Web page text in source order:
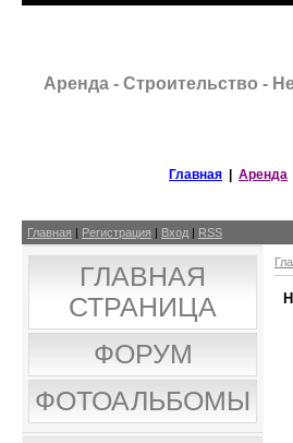
Аренда - Строительство -
Главная Аренда
Главная Регистрация Вход RSS
ГЛАВНАЯ
СТРАНИЦА
ФОРУМ
ФОТОАЛЬБОМЫ